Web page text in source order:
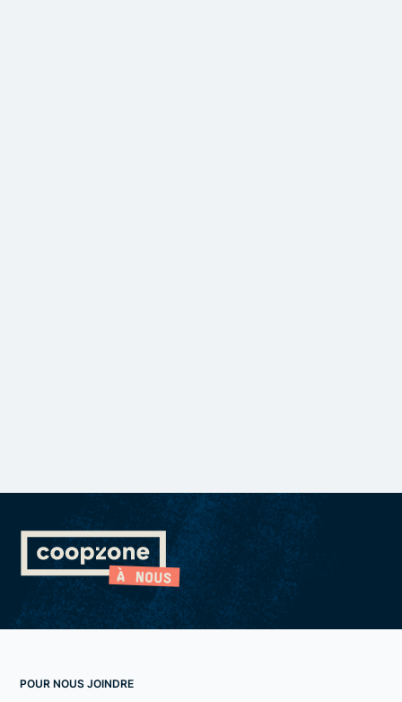
POUR NOUS JOINDRE